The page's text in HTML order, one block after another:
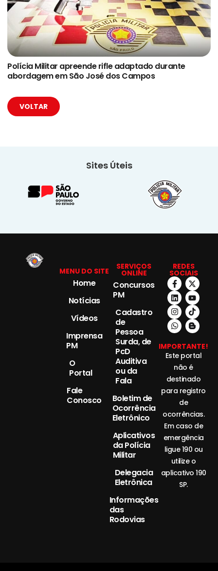
Polícia Militar apreende rifle adaptado durante
abordagem em São José dos Campos
VOLTAR
Sites Úteis
MENU DO SITE
Home
Notícias
Vídeos
Imprensa
PM
O
Portal
Fale
Conosco
SERVIÇOS
ONLINE
Concursos
PM
Cadastro
de
Pessoa
Surda, de
PcD
Auditiva
ou da
Fala
Boletim de
Ocorrência
Eletrônico
Aplicativos
da Polícia
Militar
Delegacia
Eletrônica
Informações
das
Rodovias
REDES
SOCIAIS
IMPORTANTE!
Este portal
não é
destinado
para registro
de
ocorrências.
Em caso de
emergência
ligue 190 ou
utilize o
aplicativo 190
SP.